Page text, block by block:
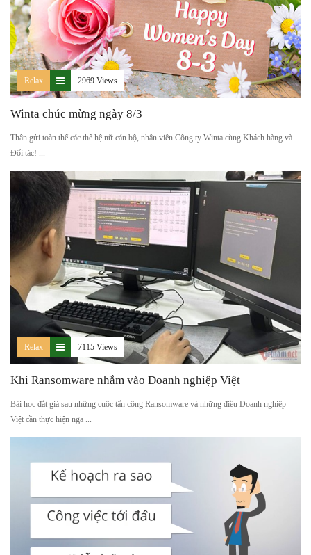
Relax 2969 Views
Winta chúc mừng ngày 8/3
Thân gửi toàn thể các thế hệ nữ cán bộ, nhân viên Công ty Winta cùng Khách hàng và
Đối tác! ...
Relax 7115 Views
Khi Ransomware nhắm vào Doanh nghiệp Việt
Bài học đắt giá sau những cuộc tấn công Ransomware và những điều Doanh nghiệp
Việt cần thực hiện nga ...